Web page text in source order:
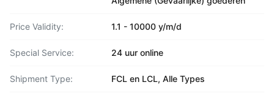
Price Validity: 1.1 - 10000 y/m/d
Special Service: 24 uur online
Shipment Type: FCL en LCL, Alle Types